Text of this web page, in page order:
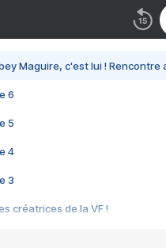
Maguire, c'est lui ! Rencontre
6
5
4
3
créatrices de la VF !